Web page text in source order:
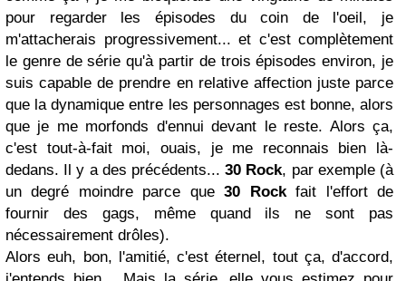
pour regarder les épisodes du coin de l'oeil, je
m'attacherais progressivement... et c'est complètement
le genre de série qu'à partir de trois épisodes environ, je
suis capable de prendre en relative affection juste parce
que la dynamique entre les personnages est bonne, alors
que je me morfonds d'ennui devant le reste. Alors ça,
c'est tout-à-fait moi, ouais, je me reconnais bien là-
dedans. Il y a des précédents...30 Rock, par exemple (à
un degré moindre parce que30 Rockfait l'effort de
fournir des gags, même quand ils ne sont pas
nécessairement drôles).
Alors euh, bon, l'amitié, c'est éternel, tout ça, d'accord,